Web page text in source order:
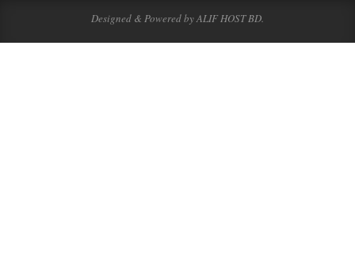
Designed & Powered by ALIF HOST BD.